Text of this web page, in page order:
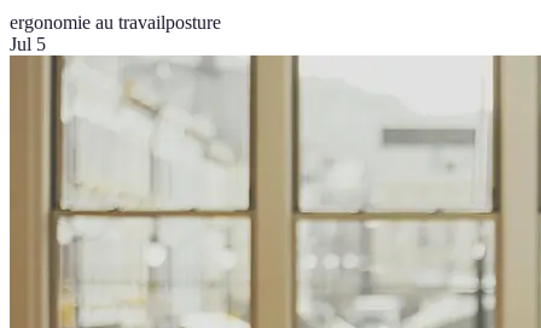
ergonomie au travailposture
Jul 5